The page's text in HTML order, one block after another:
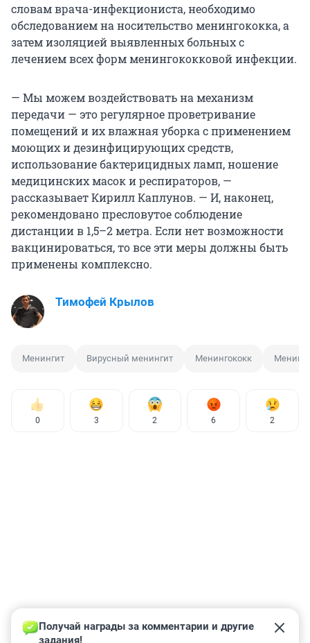
словам врача-инфекциониста, необходимо
обследованием на носительство менингококка, а
затем изоляцией выявленных больных с
лечением всех форм менингококковой инфекции.
— Мы можем воздействовать на механизм
передачи — это регулярное проветривание
помещений и их влажная уборка с применением
моющих и дезинфицирующих средств,
использование бактерицидных ламп, ношение
медицинских масок и респираторов, —
рассказывает Кирилл Каплунов. — И, наконец,
рекомендовано пресловутое соблюдение
дистанции в 1,5–2 метра. Если нет возможности
вакцинироваться, то все эти меры должны быть
применены комплексно.
Тимофей Крылов
Менингит Вирусный менингит Менингококк
0 3 2 6 2
Получай награды за комментарии и другие
задания!